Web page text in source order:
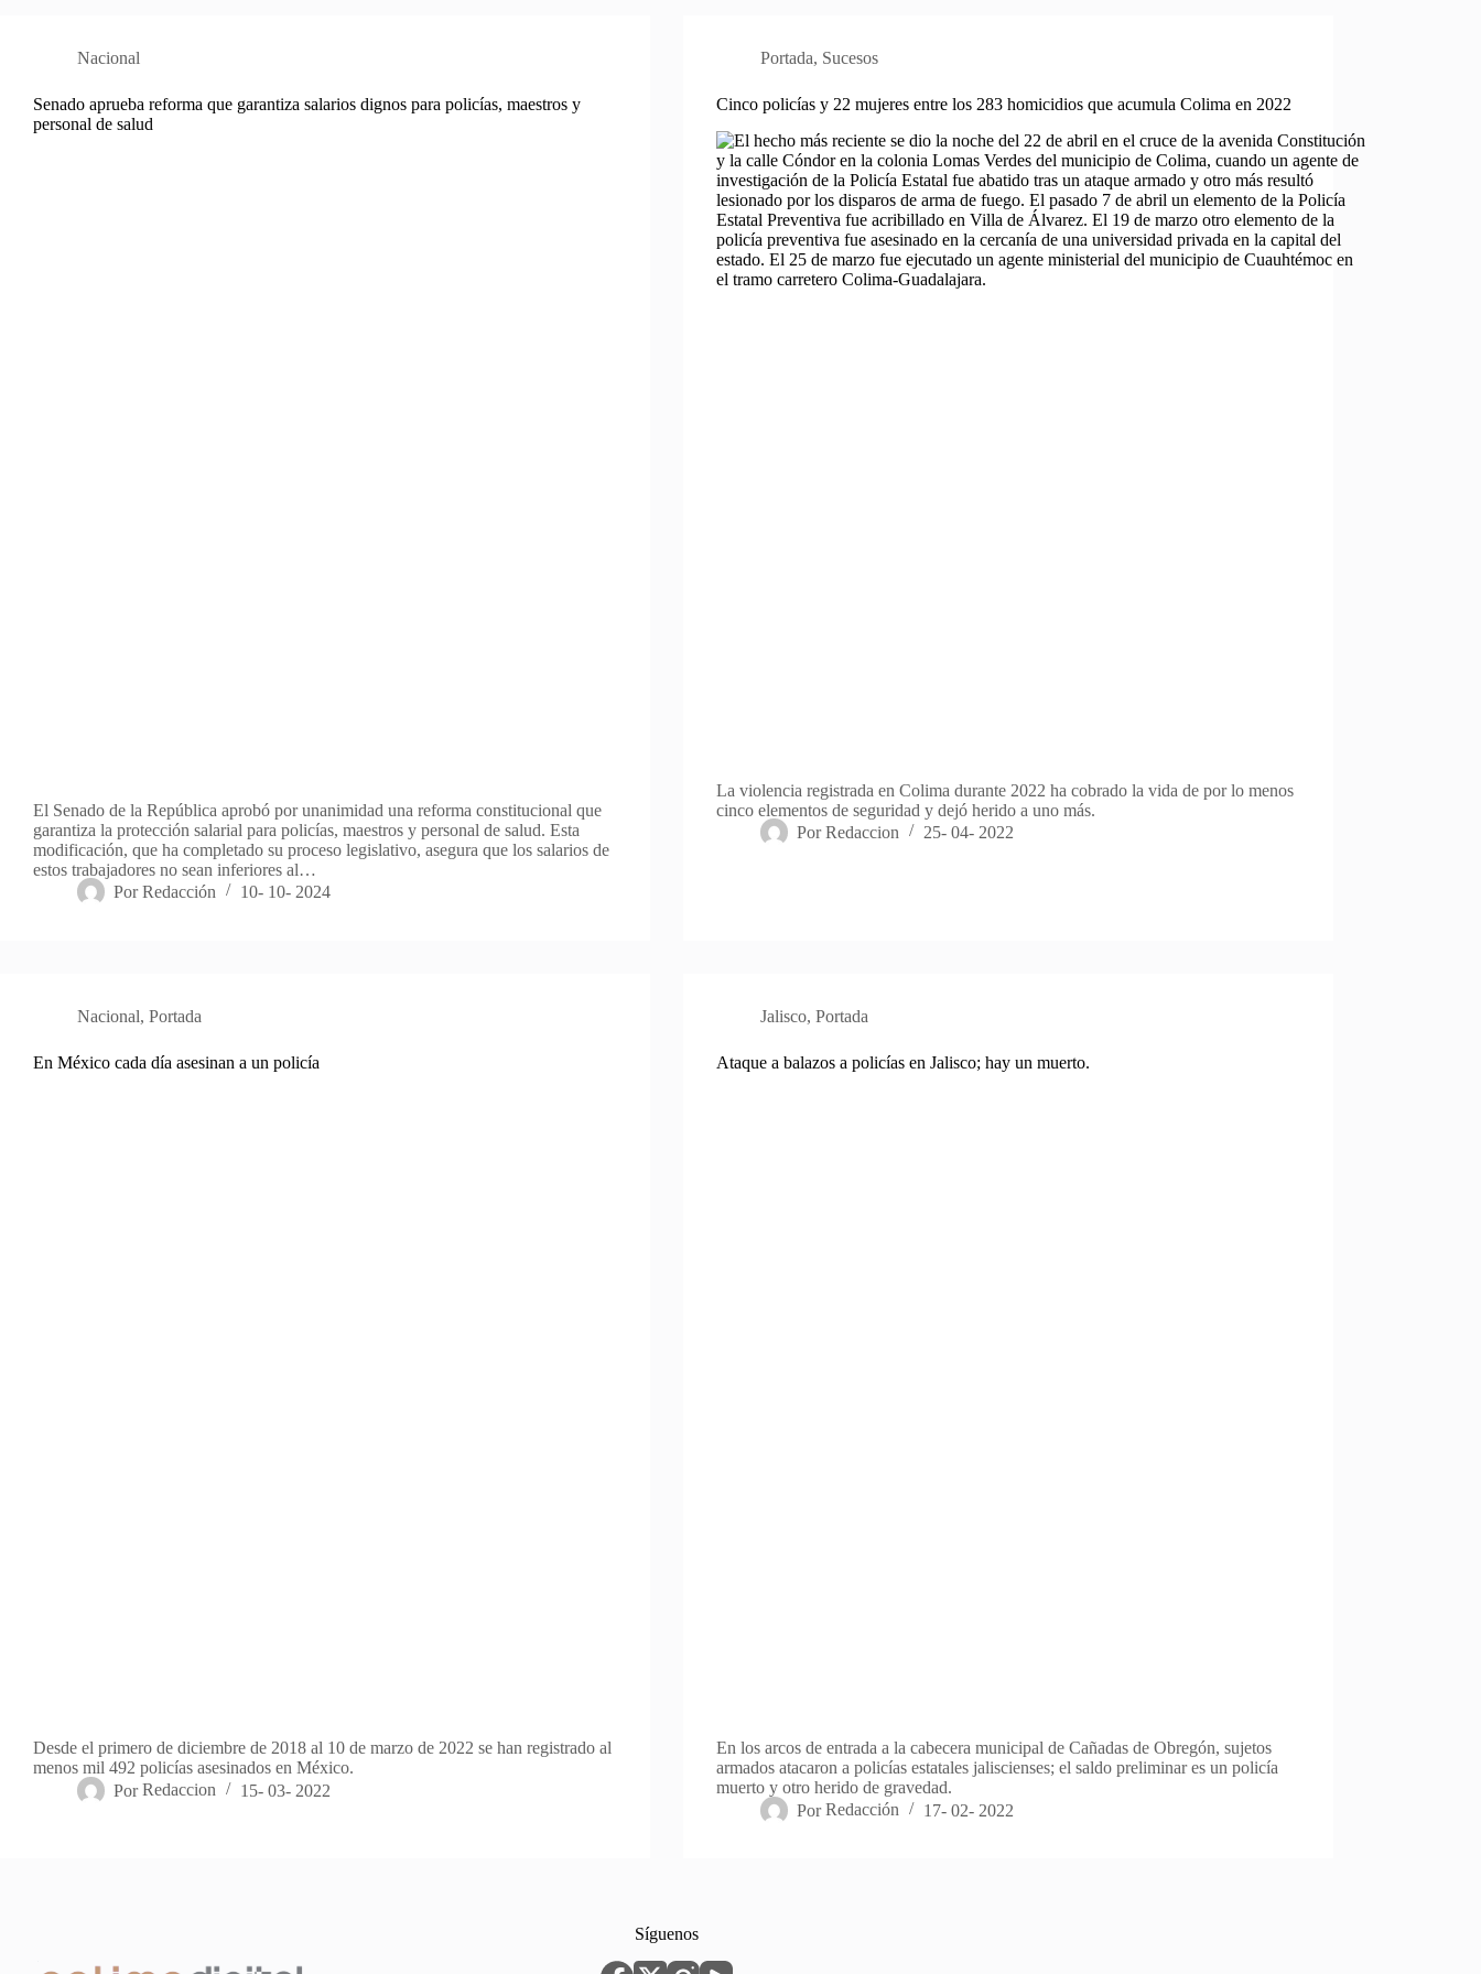
Nacional
Senado aprueba reforma que garantiza salarios dignos para policías, maestros y
personal de salud
El Senado de la República aprobó por unanimidad una reforma constitucional que
garantiza la protección salarial para policías, maestros y personal de salud. Esta
modificación, que ha completado su proceso legislativo, asegura que los salarios de
estos trabajadores no sean inferiores al…
Por Redacción 10- 10- 2024
Portada, Sucesos
Cinco policías y 22 mujeres entre los 283 homicidios que acumula Colima en 2022
La violencia registrada en Colima durante 2022 ha cobrado la vida de por lo menos
cinco elementos de seguridad y dejó herido a uno más.
Por Redaccion 25- 04- 2022
Nacional, Portada
En México cada día asesinan a un policía
Desde el primero de diciembre de 2018 al 10 de marzo de 2022 se han registrado al
menos mil 492 policías asesinados en México.
Por Redaccion 15- 03- 2022
Jalisco, Portada
Ataque a balazos a policías en Jalisco; hay un muerto.
En los arcos de entrada a la cabecera municipal de Cañadas de Obregón, sujetos
armados atacaron a policías estatales jaliscienses; el saldo preliminar es un policía
muerto y otro herido de gravedad.
Por Redacción 17- 02- 2022
Síguenos